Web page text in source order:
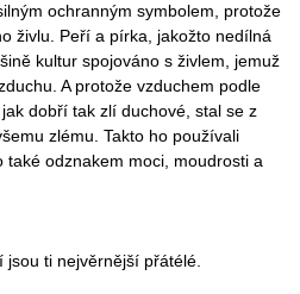
ochranným symbolem, protože
živlu. Peří a pírka, jakožto nedílná
kultur spojováno s živlem, jemuž
A protože vzduchem podle
dobří tak zlí duchové, stal se z
zlému. Takto ho používali
také odznakem moci, moudrosti a
jsou ti nejvěrnější přátélé.